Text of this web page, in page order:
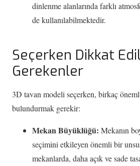
dinlenme alanlarında farklı
de kullanılabilmektedir.
Seçerken Dikkat
Gerekenler
3D tavan modeli seçerken, birkaç
bulundurmak gerekir:
Mekan Büyüklüğü: Mekanın
seçimini etkileyen önemli bir
mekanlarda, daha açık ve sade